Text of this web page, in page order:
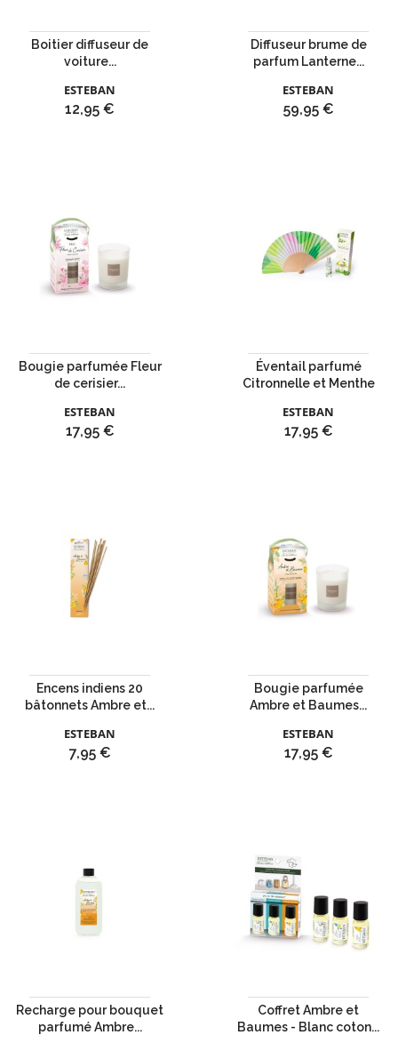
Boitier diffuseur de
voiture...
ESTEBAN
Prix
12,95 €
Diffuseur brume de
parfum Lanterne...
ESTEBAN
Prix
59,95 €
Bougie parfumée Fleur
de cerisier...
ESTEBAN
Prix
17,95 €
Éventail parfumé
Citronnelle et Menthe
ESTEBAN
Prix
17,95 €
Encens indiens 20
bâtonnets Ambre et...
ESTEBAN
Prix
7,95 €
Bougie parfumée
Ambre et Baumes...
ESTEBAN
Prix
17,95 €
Recharge pour bouquet
parfumé Ambre...
Coffret Ambre et
Baumes - Blanc coton...